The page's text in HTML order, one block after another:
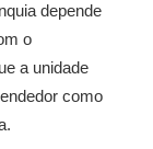
depende
o
a unidade
como